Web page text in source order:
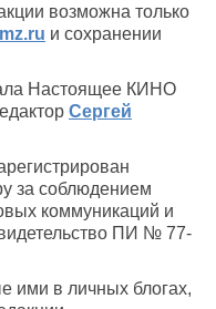
возможна только
и сохранении
Настоящее КИНО
Сергей
за соблюдением
коммуникаций и
ПИ № 77-
ими в личных блогах,